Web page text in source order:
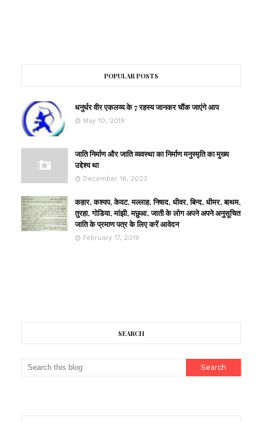
POPULAR POSTS
धनुर्धर वीर एकलव्य के 7 रहस्य जानकर चौंक जाएंगे आप
May 10, 2019
जाति निर्माण और जाति व्यवस्था का निर्माण मनुस्मृति का मुख्य
उद्देश्य था
December 16, 2023
कहार, कश्यप, केवट, मल्लाह, निषाद, धीवर, बिन्द, धीमर, बाथम,
तुरहा, गोडिया, मांझी, मछुआ, जाती के लोग अपने अपने अनुसूचित
जाति के प्रमाण पत्र के लिए करें आवेदन
February 17, 2019
SEARCH